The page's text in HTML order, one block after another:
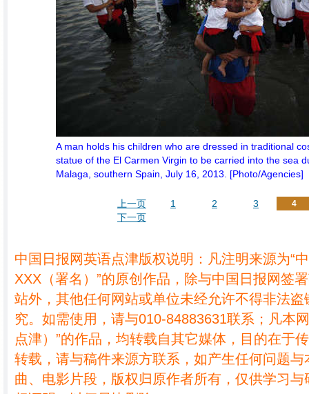
A man holds his children who are dressed in traditional
statue of the El Carmen Virgin to be carried into the sea
Malaga, southern Spain, July 16, 2013. [Photo/Agencies]
上一页 1 2 3 4
下一页
中国日报网英语点津版权说明：凡注明来源为“
XXX（署名）”的原创作品，除与中国日报网签
站外，其他任何网站或单位未经允许不得非法
究。如需使用，请与010-84883631联系；凡本
点津）”的作品，均转载自其它媒体，目的在于
转载，请与稿件来源方联系，如产生任何问题
曲、电影片段，版权归原作者所有，仅供学习